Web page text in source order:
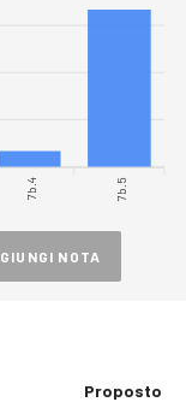
7b.4 7b.5
NOTA
Proposto